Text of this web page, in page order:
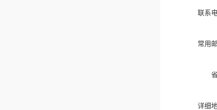
联系
常用
详细